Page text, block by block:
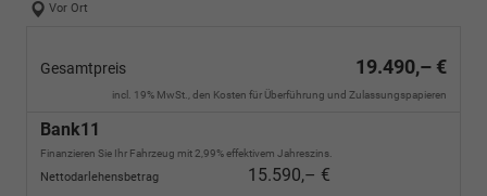
Vor Ort
Gesamtpreis 19.490,– €
incl. 19% MwSt., den Kosten für Überführung und Zulassungspapieren
Bank11
Finanzieren Sie Ihr Fahrzeug mit 2,99% effektivem Jahreszins.
Nettodarlehensbetrag 15.590,– €